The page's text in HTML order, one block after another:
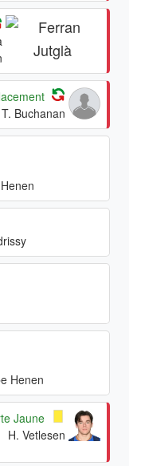
T. Buchanan
Henen
Jaune
H. Vetlesen